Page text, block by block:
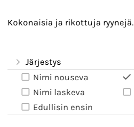
Kokonaisia ja rikottuja ryynejä.
Järjestys
Nimi nouseva
Nimi laskeva
Edullisin ensin